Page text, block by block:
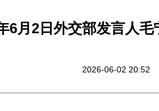
6月2日外交部发言人
2026-06-02 20:52